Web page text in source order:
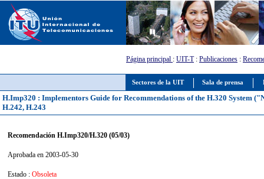
Sectores de la UIT Sala de prensa
Página principal : UIT-T: Publicaciones :
H.Imp320 : Implementors Guide for Recommendations of the H.320 System
H.242, H.243
Recomendación H.Imp320/H.320 (05/03)
Aprobada en 2003-05-30
Estado : Obsoleta